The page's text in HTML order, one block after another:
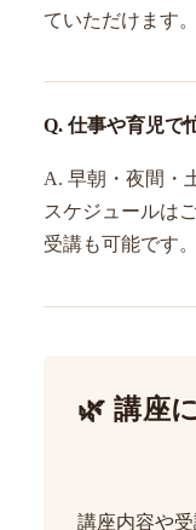
ていただけます。
Q. 仕事や育児で
A. 早朝・夜間・
スケジュールは
受講も可能です。
🌿 講座
講座内容や